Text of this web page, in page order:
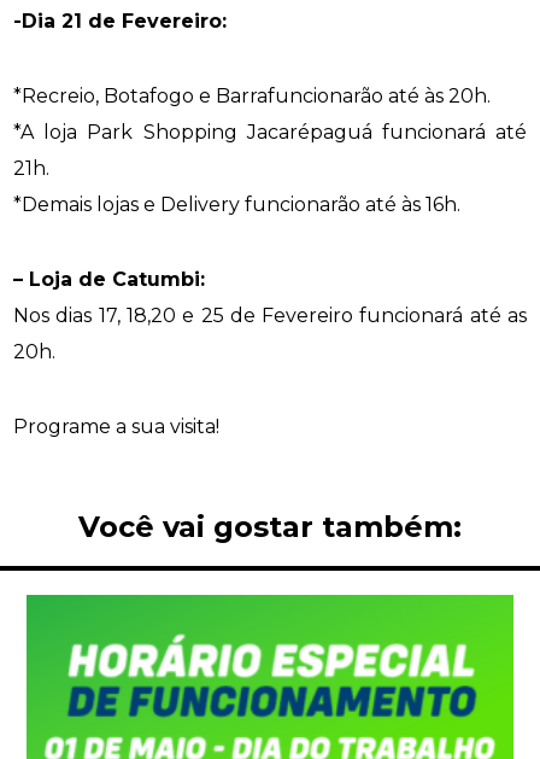
-Dia 21 de Fevereiro:
*Recreio, Botafogo e Barrafuncionarão até às 20h.
*A loja Park Shopping Jacarépaguá funcionará até
21h.
*Demais lojas e Delivery funcionarão até às 16h.
– Loja de Catumbi:
Nos dias 17, 18,20 e 25 de Fevereiro funcionará até as
20h.
Programe a sua visita!
Você vai gostar também: